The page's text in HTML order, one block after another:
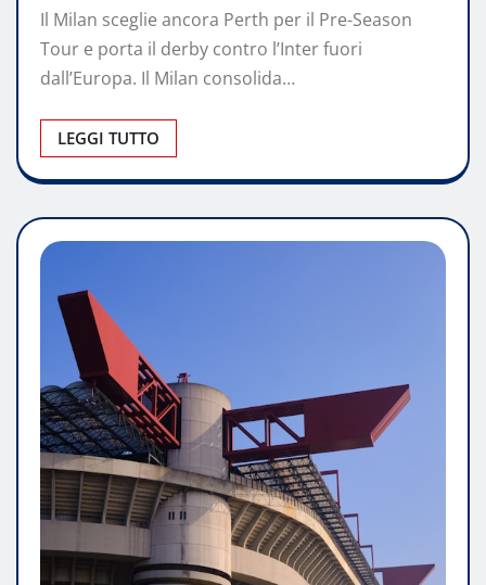
Il Milan sceglie ancora Perth per il Pre-Season
Tour e porta il derby contro l’Inter fuori
dall’Europa. Il Milan consolida…
LEGGI TUTTO